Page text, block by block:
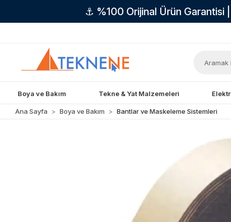
⚓ %100 Orijinal Ürün
Boya ve Bakım Tekne & Yat Malzemeleri
Ana Sayfa Boya ve Bakım Bantlar ve Maskeleme Sistemleri